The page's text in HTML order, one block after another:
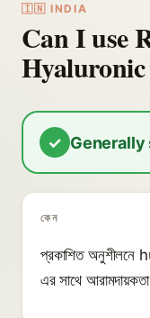
🇮🇳 INDIA
Can I use
✓ Generally
কেন
প্রকাশিত
এর সাথে